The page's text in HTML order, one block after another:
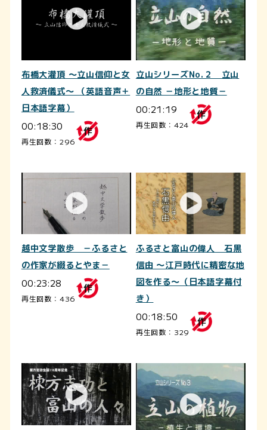
布橋大灌頂 ～立山信仰と女
人救済儀式～ （英語音声＋
日本語字幕）
00:18:30
再生回数：296
立山シリーズNo.２ 立山
の自然 －地形と地質－
00:21:19
再生回数：424
越中文学散歩 －ふるさと
の作家が綴るとやま－
00:23:28
再生回数：436
ふるさと富山の偉人 石黒
信由 ～江戸時代に精密な地
図を作る～（日本語字幕付
き）
00:18:50
再生回数：329